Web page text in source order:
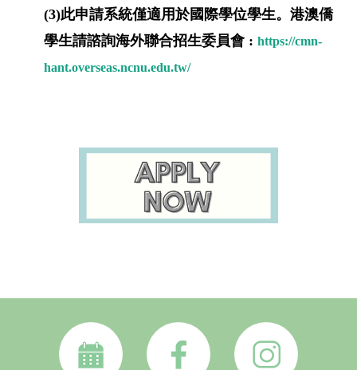
(3)此申請系統僅適用於國際學位學生。港澳僑
學生請諮詢海外聯合招生委員會 : https://cmn-
hant.overseas.ncnu.edu.tw/